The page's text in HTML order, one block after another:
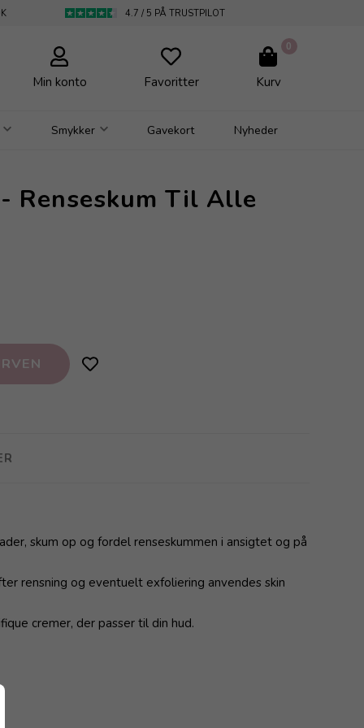
4.7 / 5 PÅ TRUSTPILOT
Min konto Favoritter
0
Kurv
Smykker Gavekort Nyheder
Renseskum Til Alle
skum op og fordel renseskummen i ansigtet og på
rensning og eventuelt exfoliering anvendes skin
cremer, der passer til din hud.